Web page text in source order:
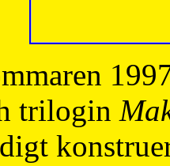
trilogin